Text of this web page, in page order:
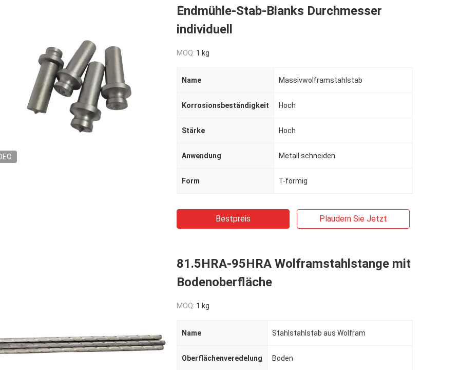
Endmühle-Stab-Blanks Durchmesser
individuell
MOQ: 1 kg
Name Massivwolframstahlstab
Korrosionsbeständigkeit Hoch
Stärke Hoch
Anwendung Metall schneiden
Form T-förmig
Bestpreis Plaudern Sie Jetzt
81.5HRA-95HRA Wolframstahlstange mit
Bodenoberfläche
MOQ: 1 kg
Name Stahlstahlstab aus Wolfram
Oberflächenveredelung Boden